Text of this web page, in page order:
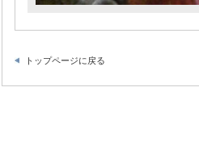
トップページに戻る